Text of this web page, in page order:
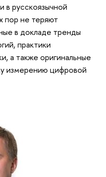
в русскоязычной
пор не теряют
в докладе тренды
практики
а также оригинальные
измерению цифровой